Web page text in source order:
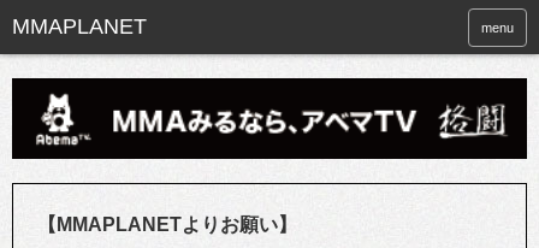
menu
【MMAPLANETよりお願い】